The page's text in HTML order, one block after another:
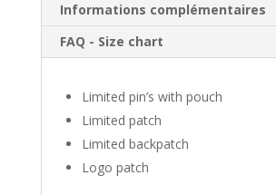
Informations complémentaires
FAQ - Size chart
Limited pin’s with pouch
Limited patch
Limited backpatch
Logo patch